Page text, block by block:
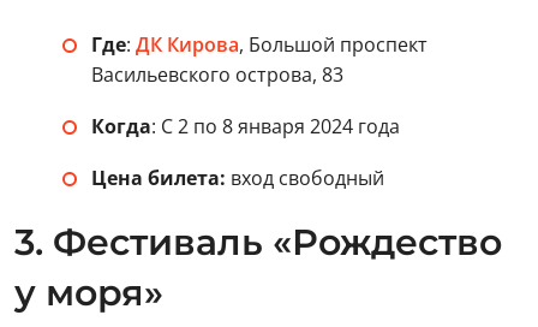
Где: ДК Кирова, Большой проспект
Васильевского острова, 83
Когда: С 2 по 8 января 2024 года
Цена билета: вход свободный
3. Фестиваль «Рождество
у моря»